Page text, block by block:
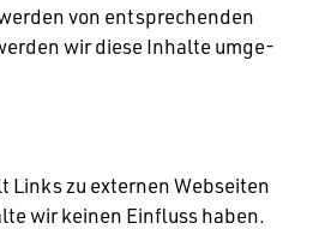
von entspre­chenden
wir diese Inhalte umge­
Links zu externen Webseiten
wir keinen Einfluss haben.